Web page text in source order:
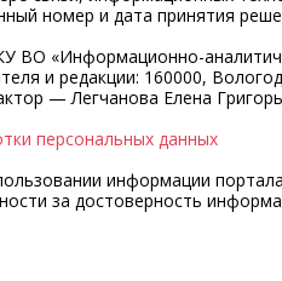
номер и дата принятия
ВО «Информационно-
и редакции: 160000,
— Легчанова Елена
персональных данных
информации
за достоверность